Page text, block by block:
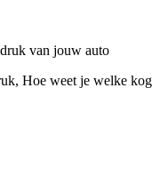
van jouw auto
Hoe weet je welke